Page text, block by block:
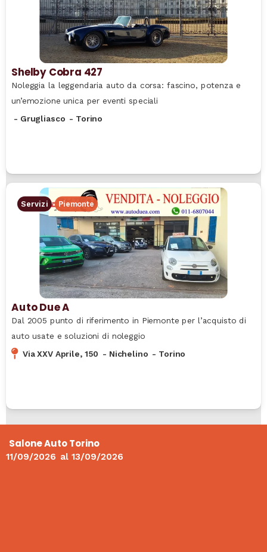
Shelby Cobra 427
Noleggia la leggendaria auto da corsa: fascino, potenza e
un’emozione unica per eventi speciali
- Grugliasco - Torino
Servizi Piemonte
Auto Due A
Dal 2005 punto di riferimento in Piemonte per l’acquisto di
auto usate e soluzioni di noleggio
Via XXV Aprile, 150 - Nichelino - Torino
Salone Auto Torino
11/09/2026 al 13/09/2026